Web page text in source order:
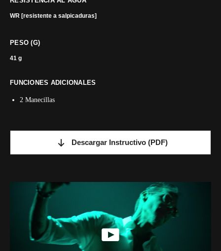
WR [resistente a salpicaduras]
PESO (G)
41 g
FUNCIONES ADICIONALES
2 Manecillas
Descargar Instructivo (PDF)